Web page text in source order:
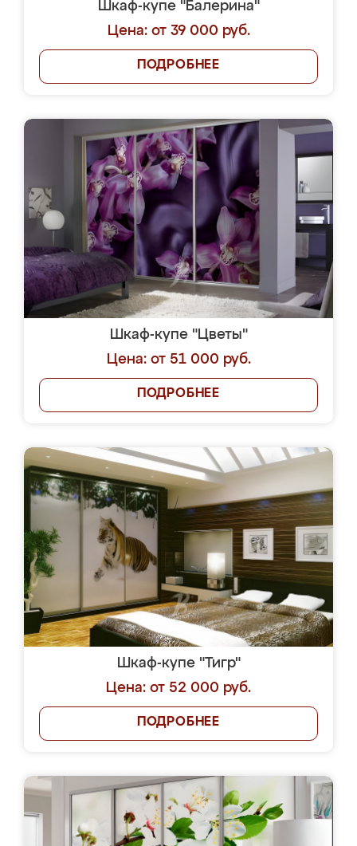
Шкаф-купе "Балерина"
Цена: от 39 000 руб.
ПОДРОБНЕЕ
Шкаф-купе "Цветы"
Цена: от 51 000 руб.
ПОДРОБНЕЕ
Шкаф-купе "Тигр"
Цена: от 52 000 руб.
ПОДРОБНЕЕ